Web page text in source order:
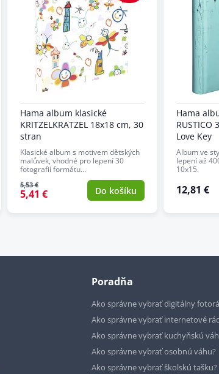
Hama album klasické
KRITZELKRATZEL 18x18 cm, 30
stran
Klasické album s motivem dětských
malůvek, vhodné pro lepení 30
fotografií formátu…
5,53 €
5,41 € Do košíku
Hama
RUSTICO
Love Key
Album ve
lepení až
10x15.
12,81 €
Poradňa
Ako správne vybrať digitálny
Ako správne vybrať internetové
Ako správne vybrať kuchyňskú
Ako správne vybrať osobnú váhu?
Ako správne vybrať školskú tašku?